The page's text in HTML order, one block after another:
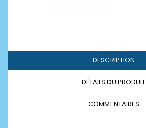
DESCRIPTION
DÉTAILS DU PRODUIT
COMMENTAIRES